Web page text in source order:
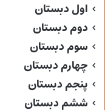
اول دبستان
دوم دبستان
سوم دبستان
چهارم دبستان
پنجم دبستان
ششم دبستان